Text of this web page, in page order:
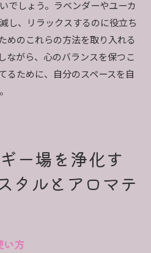
でしょう。ラベンダーやユーカ
し、リラックスするのに役立ち
めのこれらの方法を取り入れる
ながら、心のバランスを保つこ
るために、自分のスペースを自
ー場を浄化す
タルとアロマテ
い方